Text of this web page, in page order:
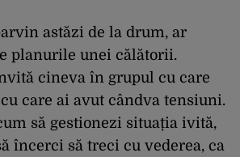
astăzi de la drum, ar
planurile unei călătorii.
cineva în grupul cu care
care ai avut cândva tensiuni.
să gestionezi situația ivită,
încerci să treci cu vederea, ca